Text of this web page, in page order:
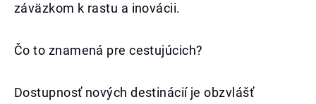
záväzkom k rastu a inovácii.
Čo to znamená pre cestujúcich?
Dostupnosť nových destinácií je obzvlášť